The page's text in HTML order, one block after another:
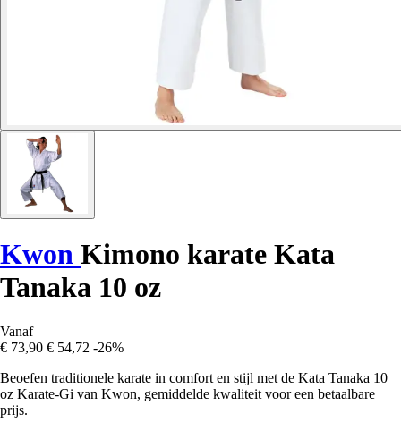
Kwon Kimono karate Kata
Tanaka 10 oz
Vanaf
€ 73,90 € 54,72 -26%
Beoefen traditionele karate in comfort en stijl met de Kata Tanaka 10
oz Karate-Gi van Kwon, gemiddelde kwaliteit voor een betaalbare
prijs.